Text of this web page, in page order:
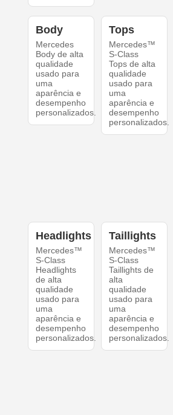
Body
Mercedes
Body de alta
qualidade
usado para
uma
aparência e
desempenho
personalizados.
Tops
Mercedes™
S-Class
Tops de alta
qualidade
usado para
uma
aparência e
desempenho
personalizados.
Headlights
Mercedes™
S-Class
Headlights
de alta
qualidade
usado para
uma
aparência e
desempenho
personalizados.
Taillights
Mercedes™
S-Class
Taillights de
alta
qualidade
usado para
uma
aparência e
desempenho
personalizados.